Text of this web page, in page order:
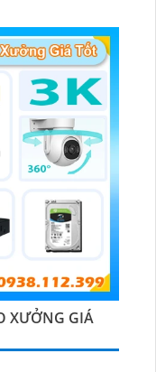
XƯỞNG GIÁ